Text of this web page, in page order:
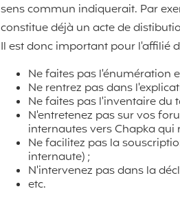
sens commun indiquerait. Par
constitue déjà un acte de
Il est donc important pour l'affilié
Ne faites pas l'énumération
Ne rentrez pas dans
Ne faites pas l'inventaire du
N'entretenez pas sur vos
internautes vers Chapka
Ne facilitez pas la
internaute) ;
N'intervenez pas dans la
etc.